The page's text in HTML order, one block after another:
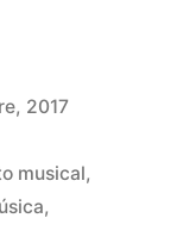
2017
musical,
,